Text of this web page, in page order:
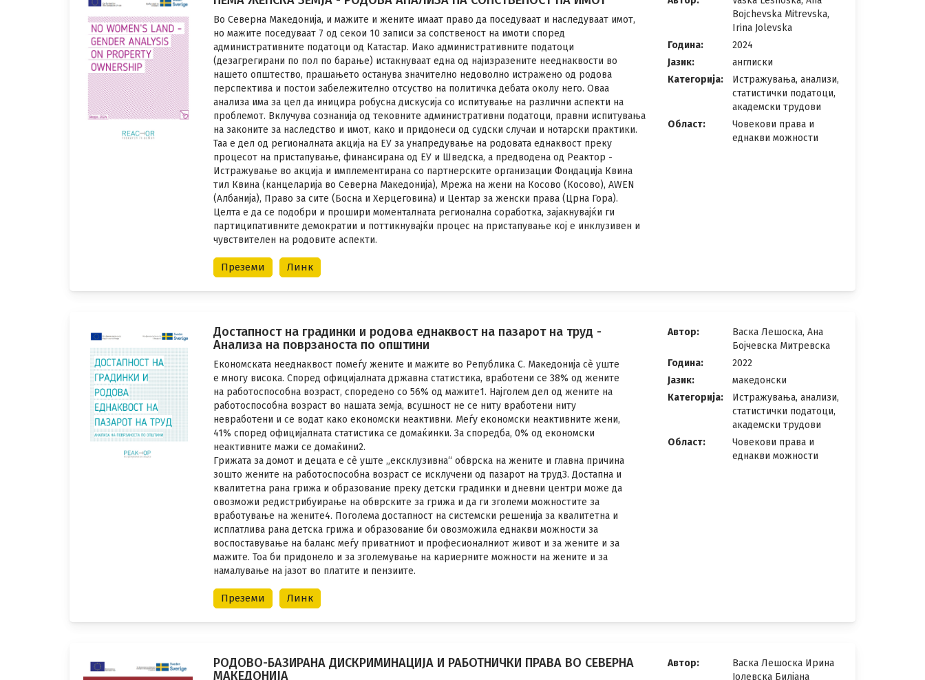
Во Северна Македонија, и мажите и жените имаат право да поседуваат и наследуваат имот,
но мажите поседуваат 7 од секои 10 записи за сопственост на имоти според
административните податоци од Катастар. Иако административните податоци
(дезагрегирани по пол по барање) истакнуваат една од најизразените нееднаквости во
нашето општество, прашањето останува значително недоволно истражено од родова
перспектива и постои забележително отсуство на политичка дебата околу него. Оваа
анализа има за цел да иницира робусна дискусија со испитување на различни аспекти на
проблемот. Вклучува сознанија од тековните административни податоци, правни испитувања
на законите за наследство и имот, како и придонеси од судски случаи и нотарски практики.
Таа е дел од регионалната акција на ЕУ за унапредување на родовата еднаквост преку
процесот на пристапување, финансирана од ЕУ и Шведска, а предводена од Реактор -
Истражување во акција и имплементирана со партнерските организации Фондација Квина
тил Квина (канцеларија во Северна Македонија), Мрежа на жени на Косово (Косово), AWEN
(Албанија), Право за сите (Босна и Херцеговина) и Центар за женски права (Црна Гора).
Целта е да се подобри и прошири моменталната регионална соработка, зајакнувајќи ги
партиципативните демократии и поттикнувајќи процес на пристапување кој е инклузивен и
чувствителен на родовите аспекти.
Преземи Линк
Bojchevska Mitrevska,
Irina Jolevska
Година:
2024
Јазик:
англиски
Категорија:
Истражувања, анализи,
статистички податоци,
академски трудови
Област:
Човекови права и
еднакви можности
Достапност на градинки и родова еднаквост на пазарот на труд -
Анализа на поврзаноста по општини
Економската нееднаквост помеѓу жените и мажите во Република С. Македонија сѐ уште
е многу висока. Според официјалната државна статистика, вработени се 38% од жените
на работоспособна возраст, споредено со 56% од мажите1. Најголем дел од жените на
работоспособна возраст во нашата земја, всушност не се ниту вработени ниту
невработени и се водат како економски неактивни. Меѓу економски неактивните жени,
41% според официјалната статистика се домаќинки. За споредба, 0% од економски
неактивните мажи се домаќини2.
Грижата за домот и децата е сѐ уште „ексклузивна“ обврска на жените и главна причина
зошто жените на работоспособна возраст се исклучени од пазарот на труд3. Достапна и
квалитетна рана грижа и образование преку детски градинки и дневни центри може да
овозможи редистрибуирање на обврските за грижа и да ги зголеми можностите за
вработување на жените4. Поголема достапност на системски решенија за квалитетна и
исплатлива рана детска грижа и образование би овозможила еднакви можности за
воспоставување на баланс меѓу приватниот и професионалниот живот и за жените и за
мажите. Тоа би придонело и за зголемување на кариерните можности на жените и за
намалување на јазот во платите и пензиите.
Преземи Линк
Автор:
Васка Лешоска, Ана
Бојчевска Митревска
Година:
2022
Јазик:
македонски
Категорија:
Истражувања, анализи,
статистички податоци,
академски трудови
Област:
Човекови права и
еднакви можности
РОДОВО-БАЗИРАНА ДИСКРИМИНАЦИЈА И РАБОТНИЧКИ ПРАВА ВО СЕВЕРНА
МАКЕДОНИЈА
Автор:
Васка Лешоска Ирина
Јолевска Билјана